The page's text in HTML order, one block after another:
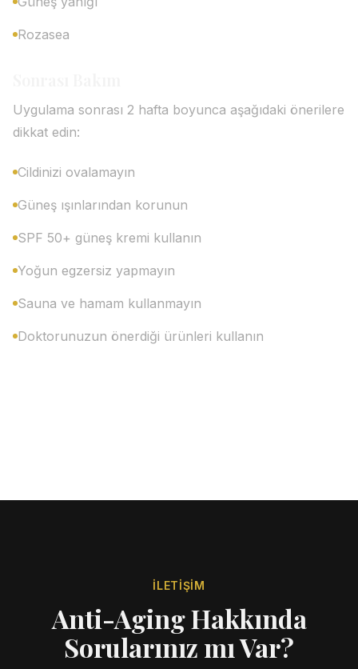
Rozasea
Uygulama sonrası 2 hafta boyunca aşağıdaki önerilere
dikkat edin:
Cildinizi ovalamayın
Güneş ışınlarından korunun
SPF 50+ güneş kremi kullanın
Yoğun egzersiz yapmayın
Sauna ve hamam kullanmayın
Doktorunuzun önerdiği ürünleri kullanın
İLETIŞIM
Anti-Aging Hakkında
Sorularınız mı Var?